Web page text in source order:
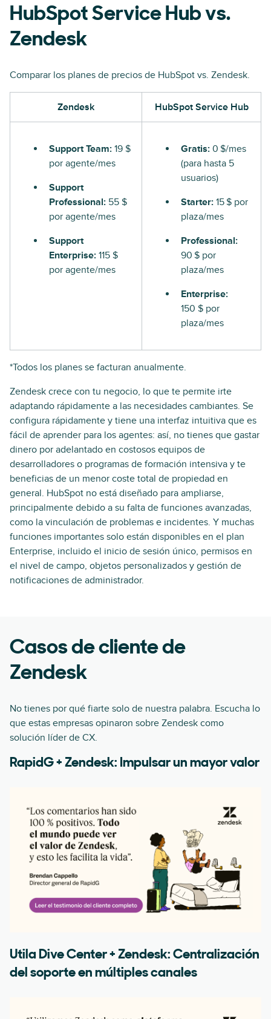
HubSpot Service Hub vs.
Zendesk
Comparar los planes de precios de HubSpot vs. Zendesk.
Zendesk HubSpot Service Hub
Support Team: 19 $
por agente/mes
Support
Professional: 55 $
por agente/mes
Support
Enterprise: 115 $
por agente/mes
Gratis: 0 $/mes
(para hasta 5
usuarios)
Starter: 15 $ por
plaza/mes
Professional:
90 $ por
plaza/mes
Enterprise:
150 $ por
plaza/mes
*Todos los planes se facturan anualmente.
Zendesk crece con tu negocio, lo que te permite irte
adaptando rápidamente a las necesidades cambiantes. Se
configura rápidamente y tiene una interfaz intuitiva que es
fácil de aprender para los agentes: así, no tienes que gastar
dinero por adelantado en costosos equipos de
desarrolladores o programas de formación intensiva y te
beneficias de un menor coste total de propiedad en
general. HubSpot no está diseñado para ampliarse,
principalmente debido a su falta de funciones avanzadas,
como la vinculación de problemas e incidentes. Y muchas
funciones importantes solo están disponibles en el plan
Enterprise, incluido el inicio de sesión único, permisos en
el nivel de campo, objetos personalizados y gestión de
notificaciones de administrador.
Casos de cliente de
Zendesk
No tienes por qué fiarte solo de nuestra palabra. Escucha lo
que estas empresas opinaron sobre Zendesk como
solución líder de CX.
RapidG + Zendesk: Impulsar un mayor valor
Utila Dive Center + Zendesk: Centralización
del soporte en múltiples canales